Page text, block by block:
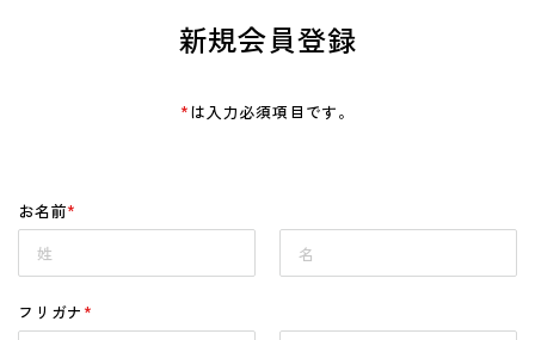
新規会員登録
*は入力必須項目です。
お名前*
フリガナ *